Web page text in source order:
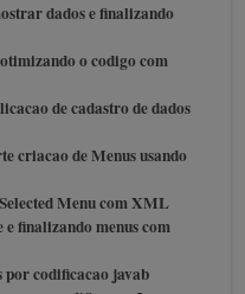
dados e finalizando
o codigo com
de cadastro de dados
criacao de Menus usando
Menu com XML
finalizando menus com
codificacao javab